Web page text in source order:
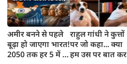
अमीर बनने से पहले
बूढ़ा हो जाएगा भारत!
2050 तक हर 5 में 1
राहुल गांधी ने कुत्तों
पर जो कहा... क्या
हम उस पर बात कर